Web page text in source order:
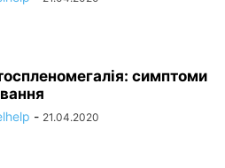
симптоми
- 21.04.2020